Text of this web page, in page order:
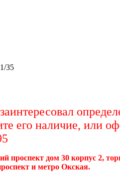
35
его наличие, или
проспект дом 30 корпус 2,
и метро Окская.